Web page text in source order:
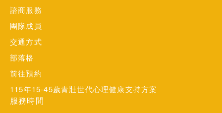
諮商服務
團隊成員
交通方式
部落格
前往預約
115年15-45歲青壯世代心理健康支持方案
服務時間